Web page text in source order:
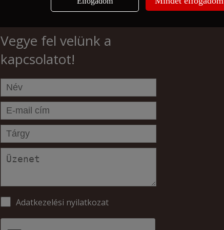
Vegye fel velünk a
kapcsolatot!
Adatkezelési nyilatkozat